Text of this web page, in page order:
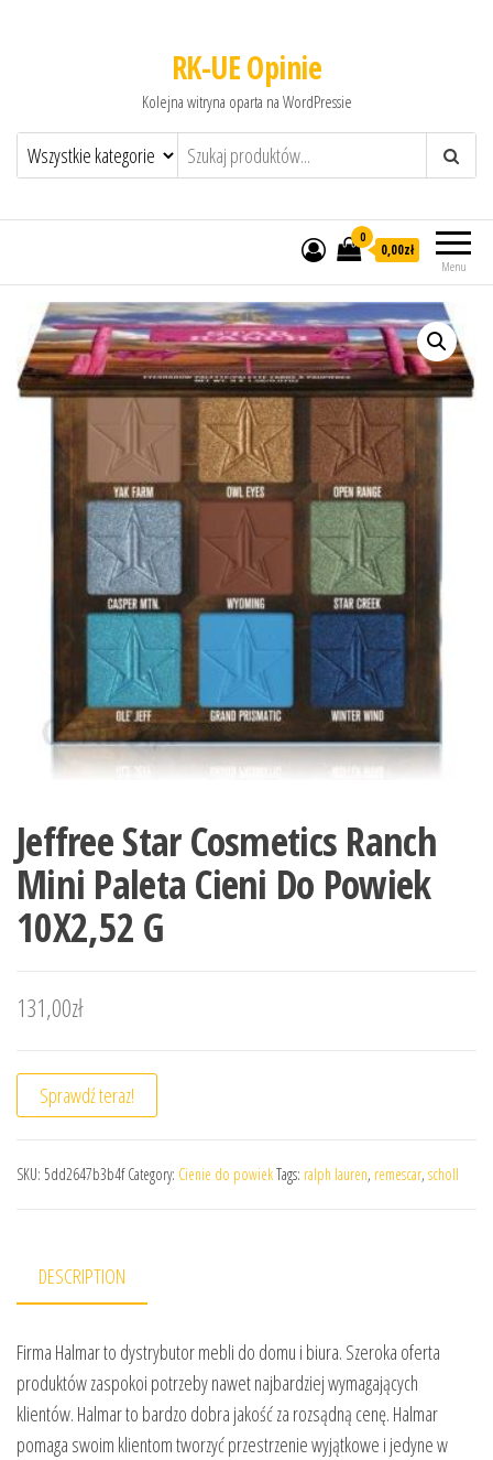
RK-UE Opinie
Kolejna witryna oparta na WordPressie
Menu
0
0,00zł
Jeffree Star Cosmetics Ranch
Mini Paleta Cieni Do Powiek
10X2,52 G
131,00zł
Sprawdź teraz!
SKU: 5dd2647b3b4f Category: Cienie do powiekTags: ralph lauren, remescar, scholl
DESCRIPTION
Firma Halmar to dystrybutor mebli do domu i biura. Szeroka oferta
produktów zaspokoi potrzeby nawet najbardziej wymagających
klientów. Halmar to bardzo dobra jakość za rozsądną cenę. Halmar
pomaga swoim klientom tworzyć przestrzenie wyjątkowe i jedyne w